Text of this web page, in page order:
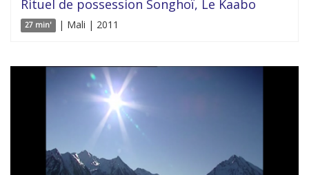
Rituel de possession Songhoï, Le Kaabo
27 min' | Mali | 2011